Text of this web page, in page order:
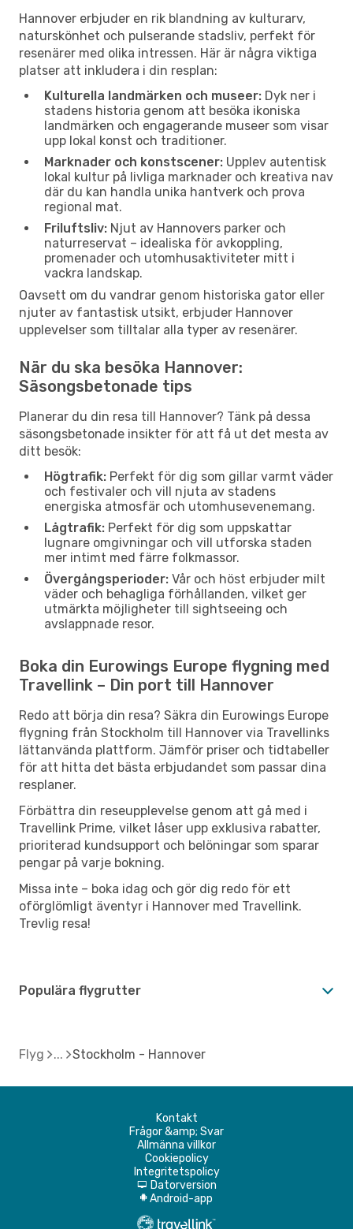
Hannover erbjuder en rik blandning av kulturarv,
naturskönhet och pulserande stadsliv, perfekt för
resenärer med olika intressen. Här är några viktiga
platser att inkludera i din resplan:
Kulturella landmärken och museer: Dyk ner i
stadens historia genom att besöka ikoniska
landmärken och engagerande museer som visar
upp lokal konst och traditioner.
Marknader och konstscener: Upplev autentisk
lokal kultur på livliga marknader och kreativa nav
där du kan handla unika hantverk och prova
regional mat.
Friluftsliv: Njut av Hannovers parker och
naturreservat – idealiska för avkoppling,
promenader och utomhusaktiviteter mitt i
vackra landskap.
Oavsett om du vandrar genom historiska gator eller
njuter av fantastisk utsikt, erbjuder Hannover
upplevelser som tilltalar alla typer av resenärer.
När du ska besöka Hannover:
Säsongsbetonade tips
Planerar du din resa till Hannover? Tänk på dessa
säsongsbetonade insikter för att få ut det mesta av
ditt besök:
Högtrafik: Perfekt för dig som gillar varmt väder
och festivaler och vill njuta av stadens
energiska atmosfär och utomhusevenemang.
Lågtrafik: Perfekt för dig som uppskattar
lugnare omgivningar och vill utforska staden
mer intimt med färre folkmassor.
Övergångsperioder: Vår och höst erbjuder milt
väder och behagliga förhållanden, vilket ger
utmärkta möjligheter till sightseeing och
avslappnade resor.
Boka din Eurowings Europe flygning med
Travellink – Din port till Hannover
Redo att börja din resa? Säkra din Eurowings Europe
flygning från Stockholm till Hannover via Travellinks
lättanvända plattform. Jämför priser och tidtabeller
för att hitta det bästa erbjudandet som passar dina
resplaner.
Förbättra din reseupplevelse genom att gå med i
Travellink Prime, vilket låser upp exklusiva rabatter,
prioriterad kundsupport och belöningar som sparar
pengar på varje bokning.
Missa inte – boka idag och gör dig redo för ett
oförglömligt äventyr i Hannover med Travellink.
Trevlig resa!
Populära flygrutter
Flyg Stockholm - Hannover
Kontakt
Frågor &amp; Svar
Allmänna villkor
Cookiepolicy
Integritetspolicy
d Datorversion
A Android-app